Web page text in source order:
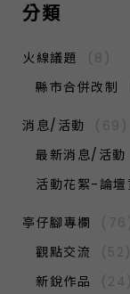
分類
火線議題
(8)
縣市合併改制
消息/活動
(69)
最新消息/活動
活動花絮-論壇
亭仔腳專欄
觀點交流
(52)
新銳作品
(24)